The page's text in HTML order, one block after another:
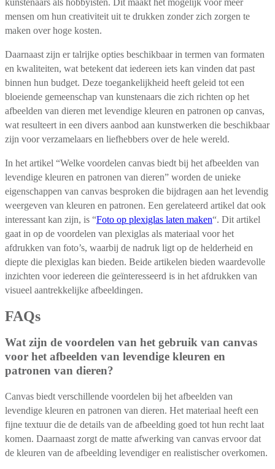
mensen om hun creativiteit uit te drukken zonder zich zorgen te
maken over hoge kosten.
Daarnaast zijn er talrijke opties beschikbaar in termen van formaten
en kwaliteiten, wat betekent dat iedereen iets kan vinden dat past
binnen hun budget. Deze toegankelijkheid heeft geleid tot een
bloeiende gemeenschap van kunstenaars die zich richten op het
afbeelden van dieren met levendige kleuren en patronen op canvas,
wat resulteert in een divers aanbod aan kunstwerken die beschikbaar
zijn voor verzamelaars en liefhebbers over de hele wereld.
In het artikel “Welke voordelen canvas biedt bij het afbeelden van
levendige kleuren en patronen van dieren” worden de unieke
eigenschappen van canvas besproken die bijdragen aan het levendig
weergeven van kleuren en patronen. Een gerelateerd artikel dat ook
interessant kan zijn, is “Foto op plexiglas laten maken“. Dit artikel
gaat in op de voordelen van plexiglas als materiaal voor het
afdrukken van foto’s, waarbij de nadruk ligt op de helderheid en
diepte die plexiglas kan bieden. Beide artikelen bieden waardevolle
inzichten voor iedereen die geïnteresseerd is in het afdrukken van
visueel aantrekkelijke afbeeldingen.
FAQs
Wat zijn de voordelen van het gebruik van canvas
voor het afbeelden van levendige kleuren en
patronen van dieren?
Canvas biedt verschillende voordelen bij het afbeelden van
levendige kleuren en patronen van dieren. Het materiaal heeft een
fijne textuur die de details van de afbeelding goed tot hun recht laat
komen. Daarnaast zorgt de matte afwerking van canvas ervoor dat
de kleuren van de afbeelding levendiger en realistischer overkomen.